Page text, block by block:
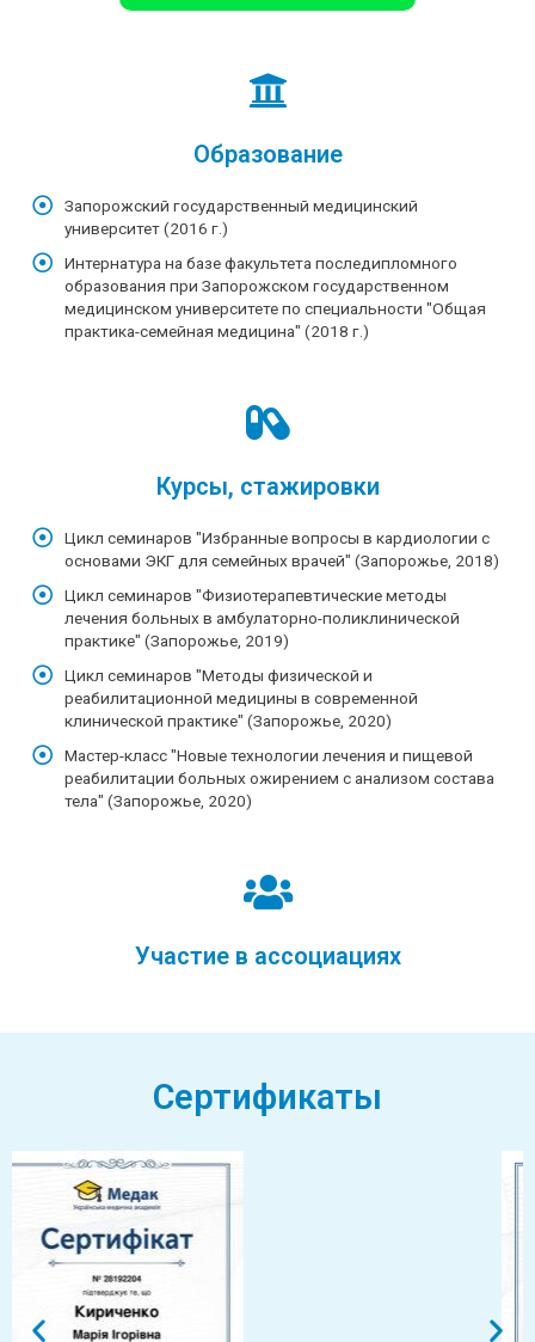
Образование
Запорожский государственный медицинский
университет (2016 г.)
Интернатура на базе факультета последипломного
образования при Запорожском государственном
медицинском университете по специальности "Общая
практика-семейная медицина" (2018 г.)
Курсы, стажировки
Цикл семинаров "Избранные вопросы в кардиологии с
основами ЭКГ для семейных врачей" (Запорожье, 2018)
Цикл семинаров "Физиотерапевтические методы
лечения больных в амбулаторно-поликлинической
практике" (Запорожье, 2019)
Цикл семинаров "Методы физической и
реабилитационной медицины в современной
клинической практике" (Запорожье, 2020)
Мастер-класс "Новые технологии лечения и пищевой
реабилитации больных ожирением с анализом состава
тела" (Запорожье, 2020)
Участие в ассоциациях
Сертификаты